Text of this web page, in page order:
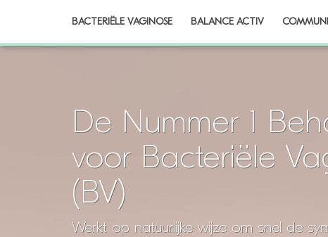
BACTERIËLE VAGINOSE BALANCE ACTIV
De Nummer 1
voor Bacteriële
(BV)
Werkt op natuurlijke wijze om snel de